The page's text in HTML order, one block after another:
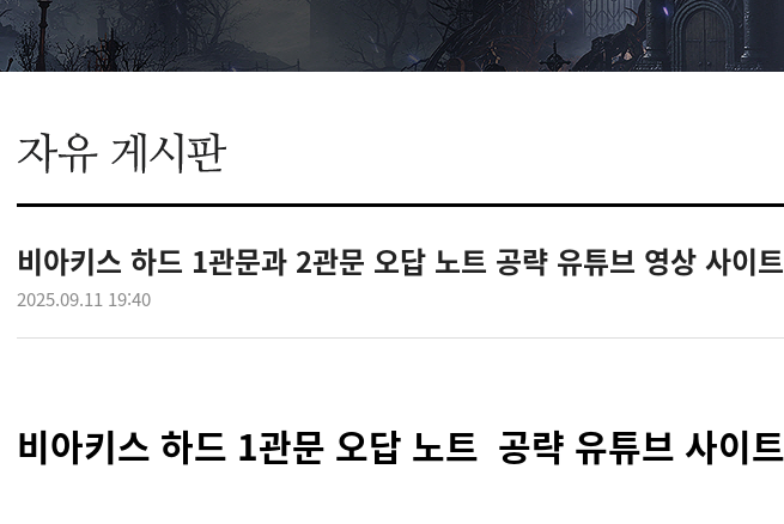
비아키스 하드 1관문과 2관문 오답 노트 공략 유튜브 영상 사이
2025.09.11 19:40
비아키스 하드 1관문 오답 노트 공략 유튜브 사이